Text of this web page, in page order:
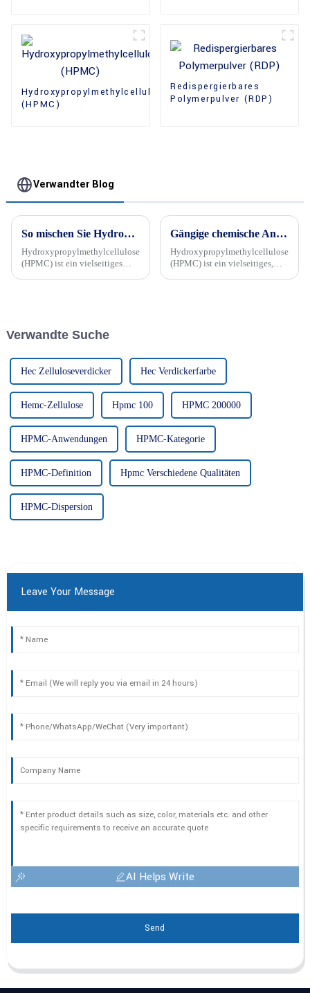
Hydroxypropylmethylcellulose
(HPMC)
Redispergierbares
Polymerpulver (RDP)
Verwandter Blog
So mischen Sie Hydroxypropylmethylcellulose (HPMC)
Hydroxypropylmethylcellulose
(HPMC) ist ein vielseitiges
Gängige chemische Anwendungen von Hydroxypropylmethylcellulose (HPMC) im Alltag
Hydroxypropylmethylcellulose
(HPMC) ist ein vielseitiges,
Verdickung und Emulgierung...
Verwandte Suche
Hec Zelluloseverdicker Hec Verdickerfarbe
Hemc-Zellulose Hpmc 100 HPMC 200000
HPMC-Anwendungen HPMC-Kategorie
HPMC-Definition Hpmc Verschiedene Qualitäten
HPMC-Dispersion
Leave Your Message
AI Helps Write
Send